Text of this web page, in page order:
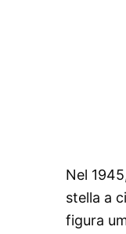
Nel
stella a
figura